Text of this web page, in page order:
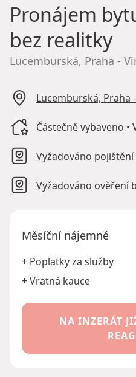
Pronájem
bez realitky
Lucemburská, Praha -
Lucemburská, Praha
Částečně vybaveno •
Vyžadováno
Vyžadováno ověření
Měsíční nájemné
+ Poplatky za služby
+ Vratná kauce
NA INZERÁT